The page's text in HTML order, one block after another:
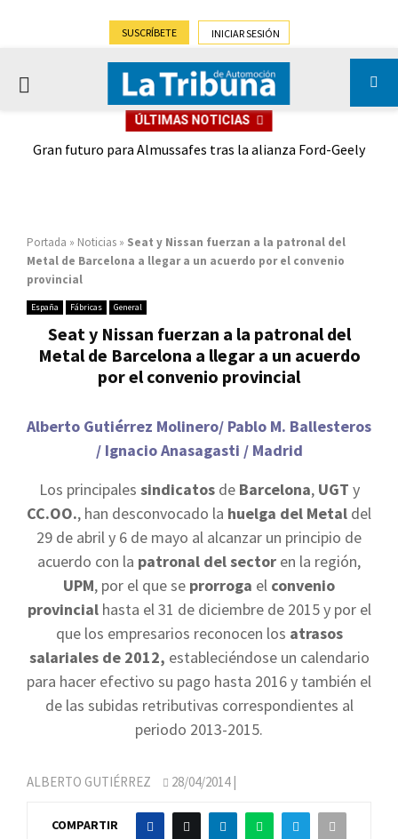
SUSCRÍBETE INICIAR SESIÓN
PRIMARY
ÚLTIMAS NOTICIAS
Gran futuro para Almussafes tras la alianza Ford-Geely
Portada » Noticias » Seat y Nissan fuerzan a la patronal del
Metal de Barcelona a llegar a un acuerdo por el convenio
provincial
España Fábricas General
Seat y Nissan fuerzan a la patronal del
Metal de Barcelona a llegar a un acuerdo
por el convenio provincial
Alberto Gutiérrez Molinero/ Pablo M. Ballesteros
/ Ignacio Anasagasti / Madrid
Los principales sindicatosde Barcelona, UGT y
CC.OO., han desconvocado la huelga del Metal del
29 de abril y 6 de mayo al alcanzar un principio de
acuerdo con la patronal del sector en la región,
UPM, por el que se prorroga el convenio
provincialhasta el 31 de diciembre de 2015 y por el
que los empresarios reconocen los atrasos
salariales de 2012, estableciéndose un calendario
para hacer efectivo su pago hasta 2016 y también el
de las subidas retributivas correspondientes al
periodo 2013-2015.
ALBERTO GUTIÉRREZ 28/04/2014|
COMPARTIR